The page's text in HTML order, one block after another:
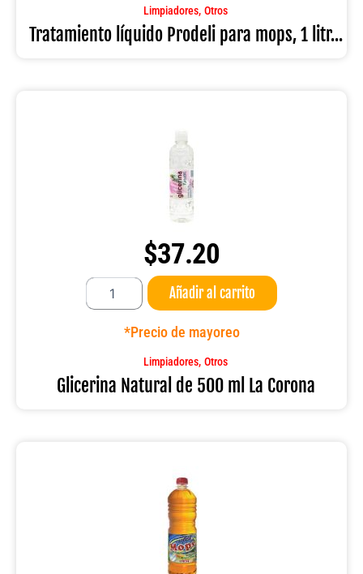
litros
cantidad
Limpiadores, Otros
Tratamiento líquido Prodeli para mops, 1 litr...
$37.20
Glicerina
Natural
de
Corona
cantidad
Añadir al carrito
*Precio de mayoreo
Limpiadores, Otros
Glicerina Natural de 500 ml La Corona